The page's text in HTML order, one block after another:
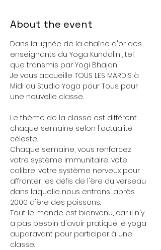
About the event
Dans la lignée de la chaîne d'or des
enseignants du Yoga Kundalini, tel
que transmis par Yogi Bhajan,
Je vous accueille TOUS LES MARDIS à
Midi au Studio Yoga pour Tous pour
une nouvelle classe.
Le thème de la classe est différent
chaque semaine selon l'actualité
céleste.
Chaque semaine, vous renforcez
votre système immunitaire, vote
calibre, votre système nerveux pour
affronter les défis de l'ère du verseau
dans laquelle nous entrons, après
2000 d'ère des poissons.
Tout le monde est bienvenu, car il n'y
a pas besoin d'avoir pratiqué le yoga
auparavant pour participer à une
classe.